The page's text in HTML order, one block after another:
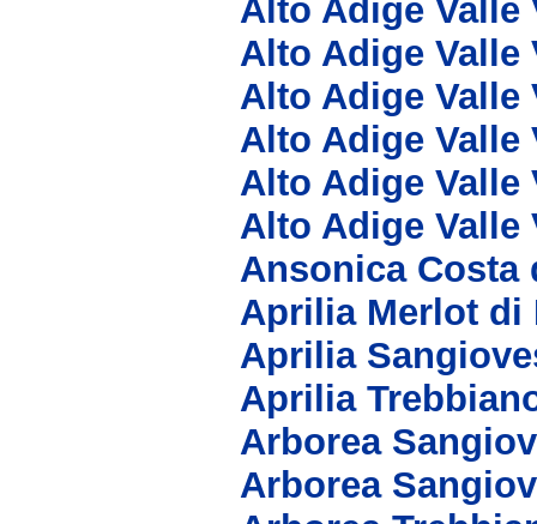
Alto Adige Valle
Alto Adige Valle
Alto Adige Valle
Alto Adige Valle
Alto Adige Valle
Alto Adige Valle
Ansonica Costa
Aprilia Merlot di
Aprilia
Aprilia
Arborea
Arborea